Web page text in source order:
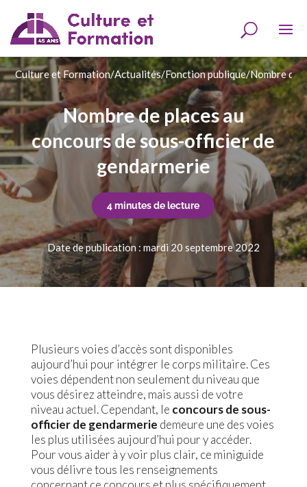
Culture et Formation/Actualités/Fonction publique/Nombre de
Nombre de places au
concours de sous-officier de
gendarmerie
4 minutes de lecture
Date de publication : mardi 20 septembre 2022
Plusieurs voies d’accès sont disponibles
aujourd’hui pour intégrer le corps militaire. Ces
voies dépendent non seulement du niveau que
vous désirez atteindre, mais aussi de votre
niveau actuel. Cependant, le concours de sous-
officier de gendarmerie demeure une des voies
les plus utilisées aujourd’hui pour y accéder.
Pour vous aider à y voir plus clair, ce miniguide
vous délivre tous les renseignements